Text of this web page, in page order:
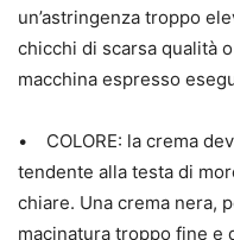
un’astringenza troppo
chicchi di scarsa qualità
macchina espresso
• COLORE: la crema
tendente alla testa di
chiare. Una crema nera,
macinatura troppo fine e